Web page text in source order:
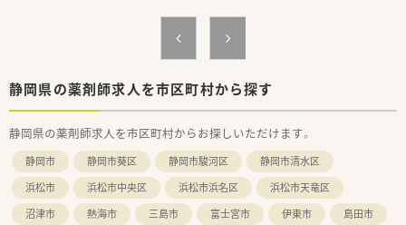
■地域の方々にとって必要とされる企業へ！
研修制度や自己啓発手当てなども活用し、杏林堂で自分の可能性
を広げることができます！
＼＼働き方について／／
■一般薬剤師～管理薬剤師までの残業時間は月間平均6時間。
■一薬剤師の投薬平均23枚/日とゆとりを持った人員配置をされ
ております。
■経営者幹部に薬剤師資格者が複数おるため、薬剤師にやさしい
勤務環境を心がけており、一人薬剤師の店舗はありません。
静岡県の薬剤師求人を市区町村から探す
静岡県の薬剤師求人を市区町村からお探しいただけます。
静岡市 静岡市葵区 静岡市駿河区
静岡市清水区
浜松市
浜松市中央区 浜松市浜名区
浜松市天竜区
沼津市
熱海市 三島市 富士宮市 伊東市 島田市